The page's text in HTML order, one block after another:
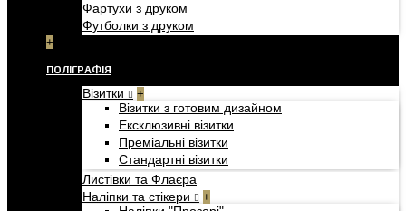
Фартухи з друком
Футболки з друком
+
ПОЛІГРАФІЯ
Візитки +
Візитки з готовим дизайном
Ексклюзивні візитки
Преміальні візитки
Стандартні візитки
Листівки та Флаєра
Наліпки та стікери
+